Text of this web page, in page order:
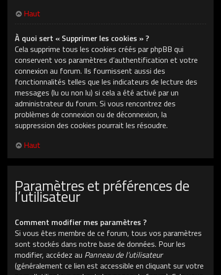
Haut
À quoi sert « Supprimer les cookies » ?
Cela supprime tous les cookies créés par phpBB qui
conservent vos paramètres d’authentification et votre
connexion au forum. Ils fournissent aussi des
fonctionnalités telles que les indicateurs de lecture des
messages (lu ou non lu) si cela a été activé par un
administrateur du forum. Si vous rencontrez des
problèmes de connexion ou de déconnexion, la
suppression des cookies pourrait les résoudre.
Haut
Paramètres et préférences de
l’utilisateur
Comment modifier mes paramètres ?
Si vous êtes membre de ce forum, tous vos paramètres
sont stockés dans notre base de données. Pour les
modifier, accédez au Panneau de l’utilisateur
(généralement ce lien est accessible en cliquant sur votre